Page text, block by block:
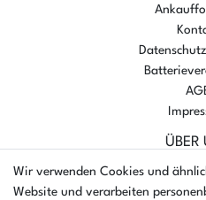
ÜBER
AMIKON
Wir verwenden Cookies und
Website und verarbeiten